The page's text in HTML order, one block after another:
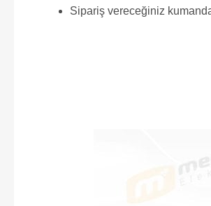
Sipariş vereceğiniz kumanda